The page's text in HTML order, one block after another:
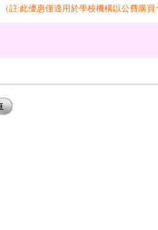
（註:此優惠僅適用於學校機構以公費購